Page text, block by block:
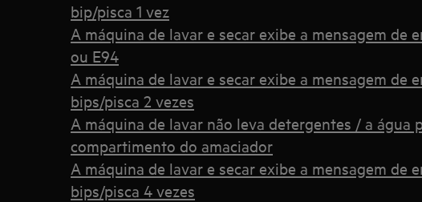
bip/pisca 1 vez
A máquina de lavar e secar exibe a mensagem de
ou E94
A máquina de lavar e secar exibe a mensagem de
bips/pisca 2 vezes
A máquina de lavar não leva detergentes / a água
compartimento do amaciador
A máquina de lavar e secar exibe a mensagem de
bips/pisca 4 vezes